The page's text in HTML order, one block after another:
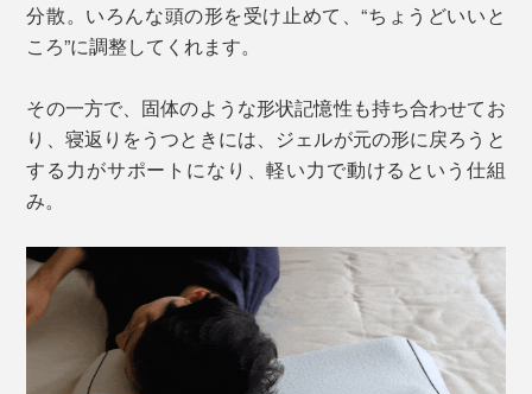
分散。いろんな頭の形を受け止めて、“ちょうどいいと
ころ”に調整してくれます。
その一方で、固体のような形状記憶性も持ち合わせてお
り、寝返りをうつときには、ジェルが元の形に戻ろうと
する力がサポートになり、軽い力で動けるという仕組
み。